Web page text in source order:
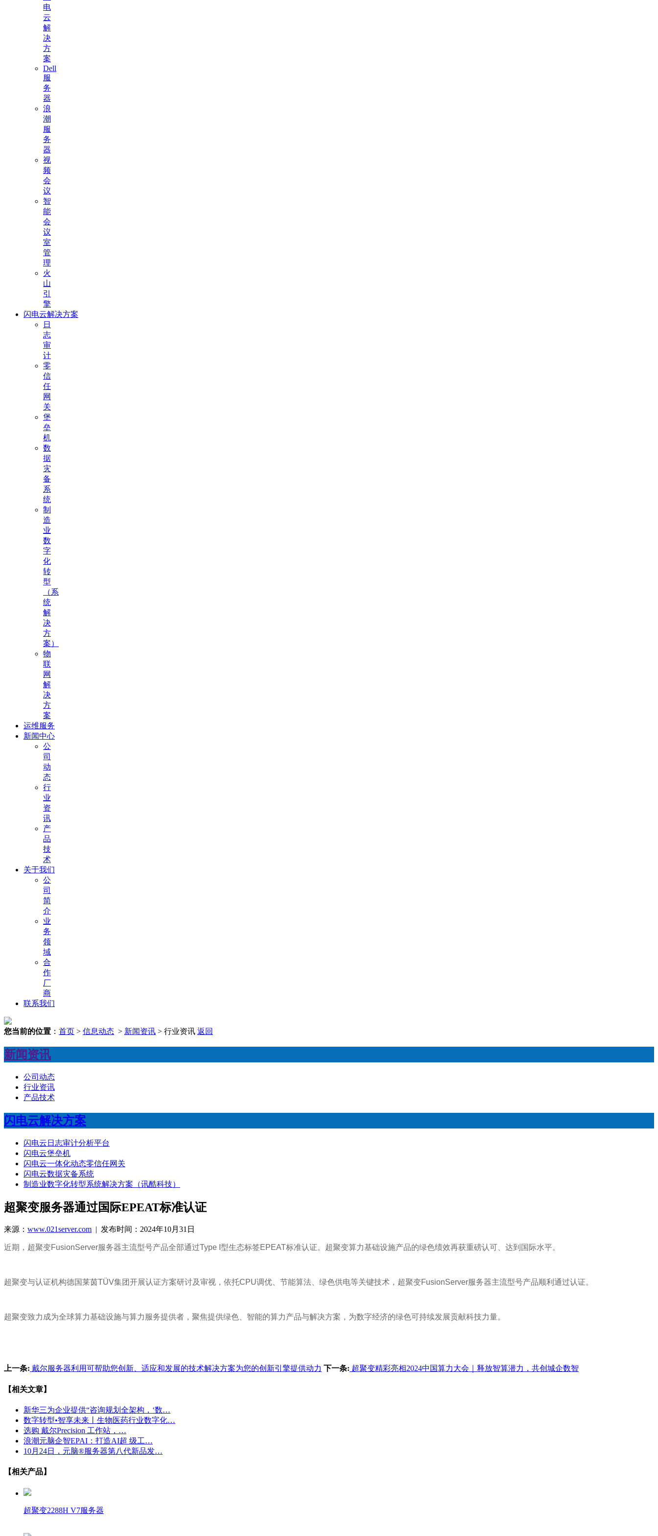
电
云
解
决
方
案
Dell
服
务
器
浪
潮
服
务
器
视
频
会
议
智
能
会
议
室
管
理
火
山
引
擎
闪电云解决方案
日
志
审
计
零
信
任
网
关
堡
垒
机
数
据
灾
备
系
统
制
造
业
数
字
化
转
型
（系
统
解
决
方
案）
物
联
网
解
决
方
案
运维服务
新闻中心
公
司
动
态
行
业
资
讯
产
品
技
术
关于我们
公
司
简
介
业
务
领
域
合
作
厂
商
联系我们
您当前的位置 ： 首页 > 信息动态 > 新闻资讯 > 行业资讯 返回
新闻资讯
公司动态
行业资讯
产品技术
闪电云解决方案
闪电云日志审计分析平台
闪电云堡垒机
闪电云一体化动态零信任网关
闪电云数据灾备系统
制造业数字化转型系统解决方案（讯酷科技）
超聚变服务器通过国际EPEAT标准认证
来源： www.021server.com | 发布时间：2024年10月31日
近期，超聚变FusionServer服务器主流型号产品全部通过Type I型生态标签EPEAT标准认证。超聚变算力基础设施产品的绿色绩效再获重磅认可、达到国际水平。
超聚变与认证机构德国莱茵TÜV集团开展认证方案研讨及审视，依托CPU调优、节能算法、绿色供电等关键技术，超聚变FusionServer服务器主流型号产品顺利通过认证。
超聚变致力成为全球算力基础设施与算力服务提供者，聚焦提供绿色、智能的算力产品与解决方案，为数字经济的绿色可持续发展贡献科技力量。
上一条: 戴尔服务器利用可帮助您创新、适应和发展的技术解决方案为您的创新引擎提供动力 下一条: 超聚变精彩亮相2024中国算力大会｜释放智算潜力，共创城企数智
【相关文章】
新华三为企业提供“咨询规划全架构，‘数…
数字转型•智享未来丨生物医药行业数字化…
选购 戴尔Precision 工作站，…
浪潮元脑企智EPAI：打造AI超 级工…
10月24日，元脑®服务器第八代新品发…
【相关产品】
超聚变2288H V7服务器